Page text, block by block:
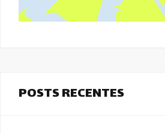
POSTS RECENTES